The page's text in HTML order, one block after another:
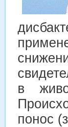
в
понос